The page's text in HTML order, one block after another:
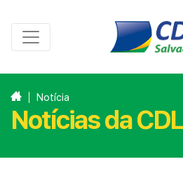
Notícia
Notícias da CDL